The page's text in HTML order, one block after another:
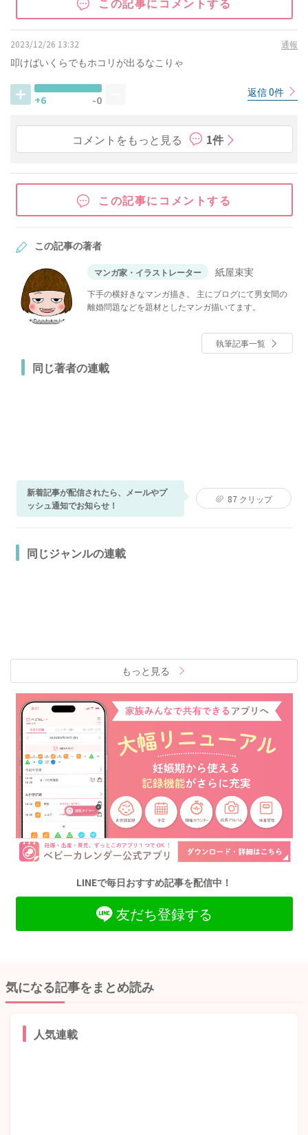
2023/12/26 13:32 通報
叩けばいくらでもホコリが出るなこりゃ
+6 -0
返信 0件
コメントをもっと見る 1件
この記事にコメントする
この記事の著者
マンガ家・イラストレーター 紙屋束実
下手の横好きなマンガ描き。 主にブログにて男女間の
離婚問題などを題材としたマンガ描いてます。
執筆記事一覧
同じ著者の連載
新着記事が配信されたら、メールやプ
ッシュ通知でお知らせ！
87クリップ
同じジャンルの連載
もっと見る
LINEで毎日おすすめ記事を配信中！
友だち登録する
気になる記事をまとめ読み
人気連載